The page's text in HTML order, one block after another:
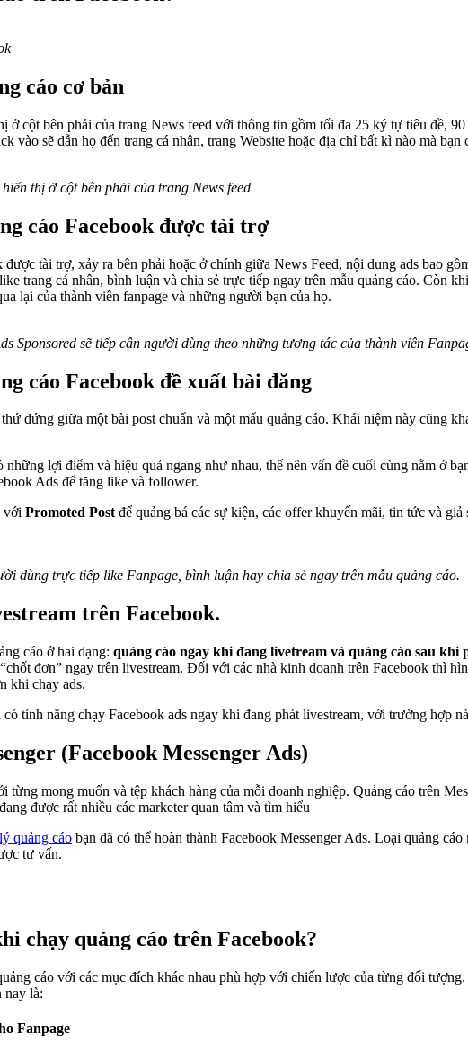
cáo cơ bản
ở cột bên phải của trang News feed với thông tin gồm tối đa 25 ký tự tiêu
vào sẽ dẫn họ đến trang cá nhân, trang Website hoặc địa chỉ bất kì nào mà
thị ở cột bên phải của trang News feed
cáo Facebook được tài trợ
được tài trợ, xảy ra bên phải hoặc ở chính giữa News Feed, nội dung ads bao
trang cá nhân, bình luận và chia sẻ trực tiếp ngay trên mẫu quảng cáo. Còn
lại của thành viên fanpage và những người bạn của họ.
Sponsored sẽ tiếp cận người dùng theo những tương tác của thành viên
cáo Facebook đề xuất bài đăng
đứng giữa một bài post chuẩn và một mẩu quảng cáo. Khái niệm này cũng
những lợi điểm và hiệu quả ngang như nhau, thế nên vấn đề cuối cùng nằm ở
Ads để tăng like và follower.
với Promoted Postđể quảng bá các sự kiện, các offer khuyến mãi, tin tức và
dùng trực tiếp like Fanpage, bình luận hay chia sẻ ngay trên mẫu quảng cáo.
trên Facebook.
cáo ở hai dạng: quảng cáo ngay khi đang livetream và quảng cáo sau khi
đơn” ngay trên livestream. Đối với các nhà kinh doanh trên Facebook thì
khi chạy ads.
tính năng chạy Facebook ads ngay khi đang phát livestream, với trường hợp
(Facebook Messenger Ads)
từng mong muốn và tệp khách hàng của mỗi doanh nghiệp. Quảng cáo trên
được rất nhiều các marketer quan tâm và tìm hiểu
quảng cáo bạn đã có thể hoàn thành Facebook Messenger Ads. Loại quảng
tư vấn.
chạy quảng cáo trên Facebook?
cáo với các mục đích khác nhau phù hợp với chiến lược của từng đối
nay là:
Fanpage